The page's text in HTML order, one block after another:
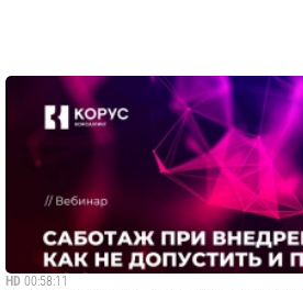
HD 00:58:11